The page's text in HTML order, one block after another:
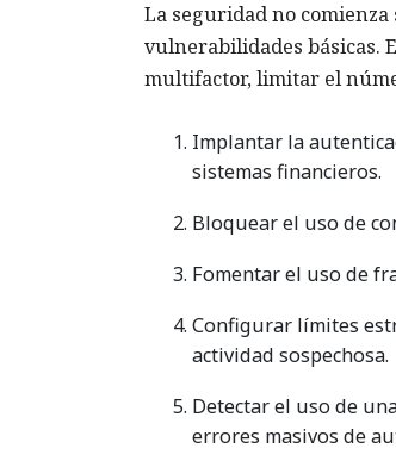
La seguridad no
vulnerabilidades básicas.
multifactor, limitar el
Implantar la
sistemas financieros.
Bloquear el uso de
Fomentar el uso de
Configurar límites
actividad sospechosa.
Detectar el uso de
errores masivos de